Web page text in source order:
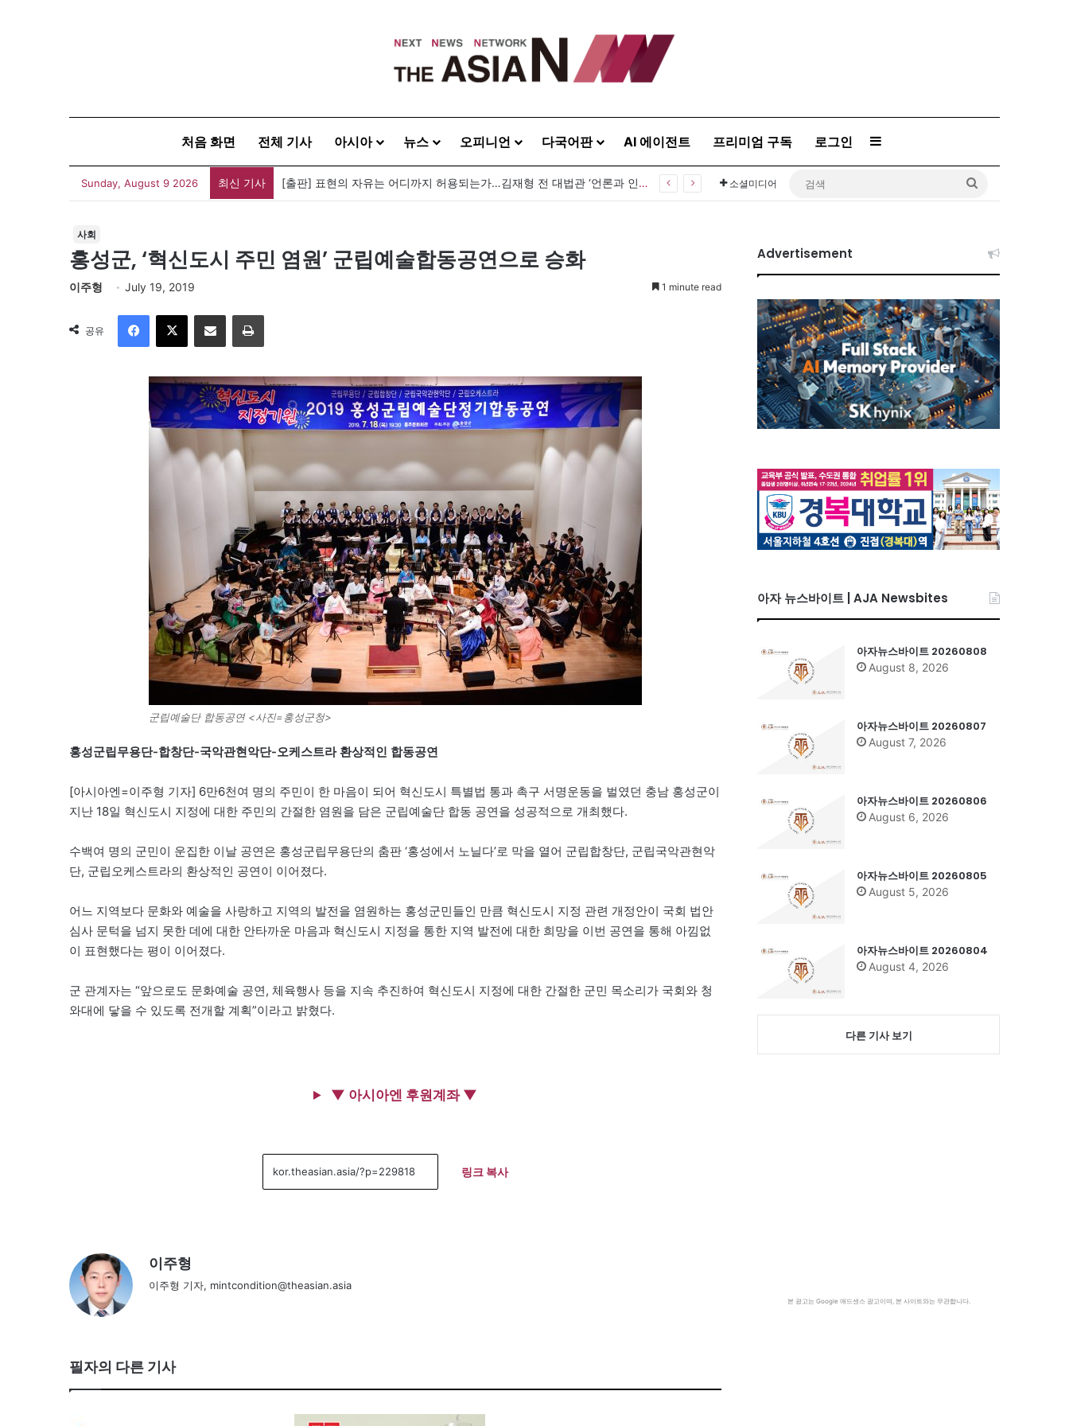
처음 화면 전체 기사 아시아 뉴스 오피니언 다국어판 AI 에이전트 프리미엄 구독 로그인 Sidebar
Sunday, August 9 2026 최신 기사 [출판] 표현의 자유는 어디까지 허용되는가…김재형 전 대법관 ‘언론과 인격권’ 소셜미디어
사회
홍성군, ‘혁신도시 주민 염원’ 군립예술합동공연으로 승화
이주형 July 19, 2019 1 minute read
공유
이메일
군립예술단 합동공연 <사진=홍성군청>
홍성군립무용단-합창단-국악관현악단-오케스트라 환상적인 합동공연
[아시아엔=이주형 기자] 6만6천여 명의 주민이 한 마음이 되어 혁신도시 특별법 통과 촉구 서명운동을 벌였던 충남 홍성군이
지난 18일 혁신도시 지정에 대한 주민의 간절한 염원을 담은 군립예술단 합동 공연을 성공적으로 개최했다.
수백여 명의 군민이 운집한 이날 공연은 홍성군립무용단의 춤판 ‘홍성에서 노닐다’로 막을 열어 군립합창단, 군립국악관현악
단, 군립오케스트라의 환상적인 공연이 이어졌다.
어느 지역보다 문화와 예술을 사랑하고 지역의 발전을 염원하는 홍성군민들인 만큼 혁신도시 지정 관련 개정안이 국회 법안
심사 문턱을 넘지 못한 데에 대한 안타까운 마음과 혁신도시 지정을 통한 지역 발전에 대한 희망을 이번 공연을 통해 아낌없
이 표현했다는 평이 이어졌다.
군 관계자는 “앞으로도 문화예술 공연, 체육행사 등을 지속 추진하여 혁신도시 지정에 대한 간절한 군민 목소리가 국회와 청
와대에 닿을 수 있도록 전개할 계획”이라고 밝혔다.
▼ 아시아엔 후원계좌 ▼
링크 복사
이주형
이주형 기자, mintcondition@theasian.asia
필자의 다른 기사
Advertisement
아자 뉴스바이트 | AJA Newsbites
아자뉴스바이트 20260808
August 8, 2026
아자뉴스바이트 20260807
August 7, 2026
아자뉴스바이트 20260806
August 6, 2026
아자뉴스바이트 20260805
August 5, 2026
아자뉴스바이트 20260804
August 4, 2026
다른 기사 보기
본 광고는 Google 애드센스 광고이며, 본 사이트와는 무관합니다.